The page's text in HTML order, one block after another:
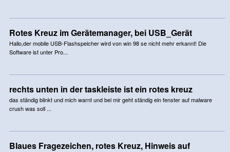
Rotes Kreuz im Gerätemanager, bei USB_Gerät
Hallo,der mobile USB-Flashspeicher wird von win 98 se nicht mehr erkannt! Die
Software ist unter Pro...
rechts unten in der taskleiste ist ein rotes kreuz
das ständig blinkt und mich warnt und bei mir geht ständig ein fenster auf malware
crush was soll ...
Blaues Fragezeichen, rotes Kreuz, Hinweis auf